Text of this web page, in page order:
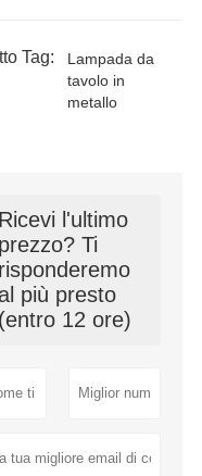
Tag:
Lampada da
tavolo in
metallo
Ricevi l'ultimo
prezzo? Ti
risponderemo
più presto
(entro 12 ore)